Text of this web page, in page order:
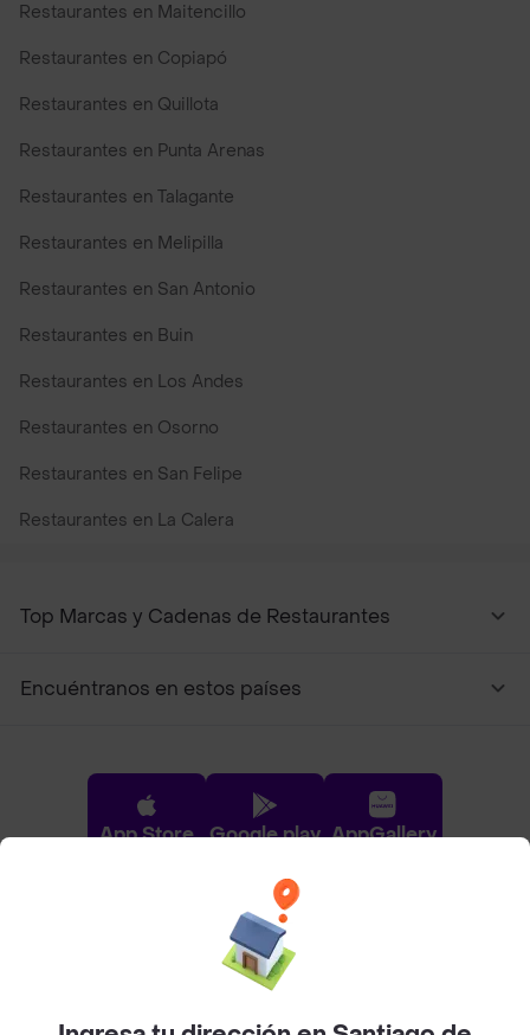
Restaurantes en Maitencillo
Restaurantes en Copiapó
Restaurantes en Quillota
Restaurantes en Punta Arenas
Restaurantes en Talagante
Restaurantes en Melipilla
Restaurantes en San Antonio
Restaurantes en Buin
Restaurantes en Los Andes
Restaurantes en Osorno
Restaurantes en San Felipe
Restaurantes en La Calera
Top Marcas y Cadenas de Restaurantes
Encuéntranos en estos países
App Store Google play AppGallery
Pide tu comida favorita cerca de ti
Categorías